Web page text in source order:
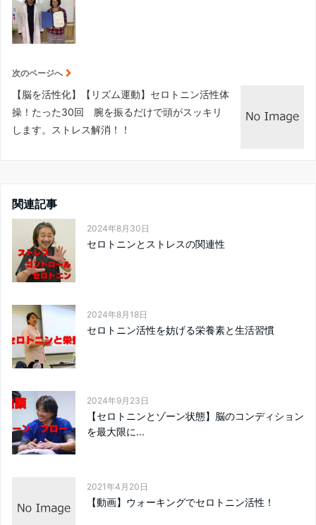
次のページへ
【脳を活性化】【リズム運動】セロトニン活性体
操！たった30回 腕を振るだけで頭がスッキリ
します。ストレス解消！！
関連記事
2024年8月30日
セロトニンとストレスの関連性
2024年8月18日
セロトニン活性を妨げる栄養素と生活習慣
2024年9月23日
【セロトニンとゾーン状態】脳のコンディション
を最大限に...
2021年4月20日
【動画】ウォーキングでセロトニン活性！